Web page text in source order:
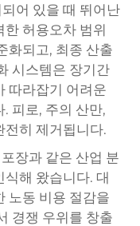
어 있을 때 뛰어난
허용오차 범위
화되고, 최종 산출
시스템은 장기간
따라잡기 어려운
피로, 주의 산만,
전히 제거됩니다.
장과 같은 산업 분
해 왔습니다. 대
노동 비용 절감을
경쟁 우위를 창출